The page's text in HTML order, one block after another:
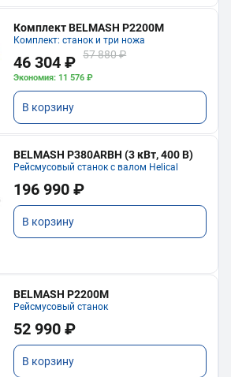
Комплект BELMASH P2200M
Комплект: станок и три ножа
46 304 ₽ 57 880 ₽
Экономия: 11 576 ₽
В корзину
BELMASH P380ARBH (3 кВт, 400 В)
Рейсмусовый станок с валом Helical
196 990 ₽
В корзину
BELMASH P2200M
Рейсмусовый станок
52 990 ₽
В корзину